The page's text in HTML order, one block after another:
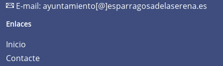
E-mail: ayuntamiento[@]esparragosadelaserena.es
Enlaces
Inicio
Contacte